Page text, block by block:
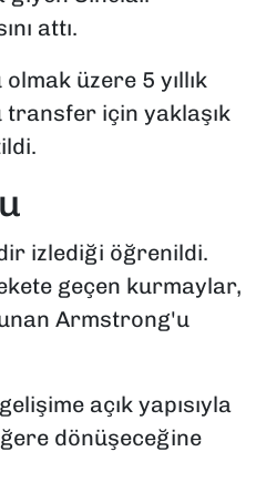
attı.
üzere 5 yıllık
transfer için yaklaşık
izlediği öğrenildi.
geçen kurmaylar,
Armstrong'u
açık yapısıyla
dönüşeceğine